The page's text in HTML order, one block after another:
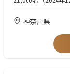
ナリスト
●担当する業務と期待
担当業務：
・プログラム基軸で
テムの導入にメンバ
・プログラムデータ
を設計する
・ERP、SaaS、既
する
までをリードする
・個別プロジェクト
した経験
・ビジネスレベルの
以下いずれかの領域
・A) 経営管理・デ
神奈川県